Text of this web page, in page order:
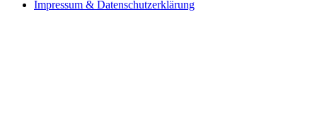
Impressum & Datenschutzerklärung